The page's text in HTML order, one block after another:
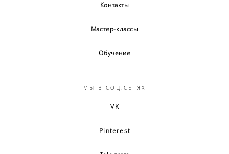
Контакты
Мастер-классы
Обучение
МЫ В СОЦ.СЕТЯХ
VK
Pinterest